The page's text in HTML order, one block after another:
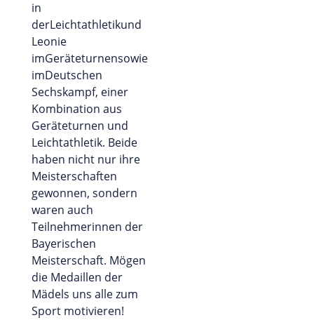
in
derLeichtathletikund
Leonie
imGeräteturnensowie
imDeutschen
Sechskampf, einer
Kombination aus
Geräteturnen und
Leichtathletik. Beide
haben nicht nur ihre
Meisterschaften
gewonnen, sondern
waren auch
Teilnehmerinnen der
Bayerischen
Meisterschaft. Mögen
die Medaillen der
Mädels uns alle zum
Sport motivieren!